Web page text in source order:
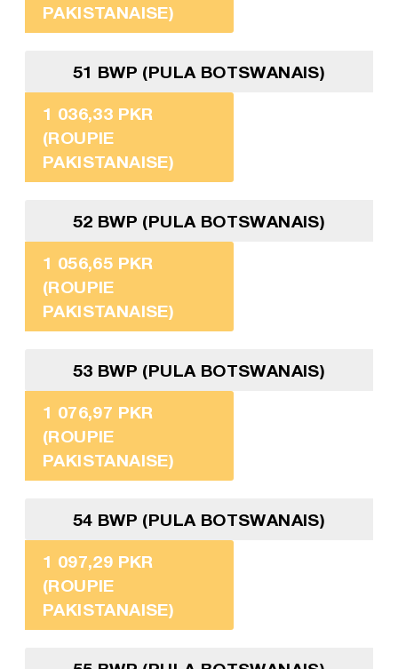
PAKISTANAISE)
51 BWP (PULA BOTSWANAIS)
1 036,33 PKR
(ROUPIE
PAKISTANAISE)
52 BWP (PULA BOTSWANAIS)
1 056,65 PKR
(ROUPIE
PAKISTANAISE)
53 BWP (PULA BOTSWANAIS)
1 076,97 PKR
(ROUPIE
PAKISTANAISE)
54 BWP (PULA BOTSWANAIS)
1 097,29 PKR
(ROUPIE
PAKISTANAISE)